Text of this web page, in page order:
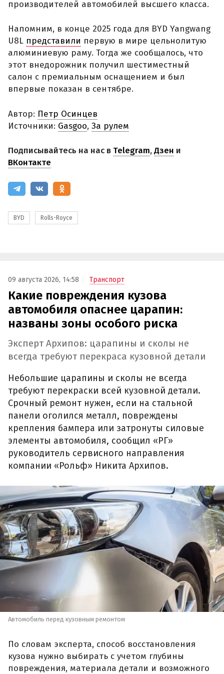
производителей автомобилей высшего класса.
Напомним, в конце 2025 года для BYD Yangwang
U8L представили первую в мире цельнолитую
алюминиевую раму. Тогда же сообщалось, что
этот внедорожник получил шестиместный
салон с премиальным оснащением и был
впервые показан в сентябре.
Автор: Петр Осинцев
Источники: Gasgoo, За рулем
Подписывайтесь на нас в Telegram,Дзен и
ВКонтакте
BYD Rolls-Royce
09 августа 2026, 14:58 Транспорт
Какие повреждения кузова
автомобиля опаснее царапин:
названы зоны особого риска
Эксперт Архипов: царапины и сколы не
всегда требуют перекраса кузовной детали
Небольшие царапины и сколы не всегда
требуют перекраски всей кузовной детали.
Срочный ремонт нужен, если на стальной
панели оголился металл, повреждены
крепления бампера или затронуты силовые
элементы автомобиля, сообщил «РГ»
руководитель сервисного направления
компании «Рольф» Никита Архипов.
Автомобиль перед кузовным ремонтом
По словам эксперта, способ восстановления
кузова нужно выбирать с учетом глубины
повреждения, материала детали и возможного